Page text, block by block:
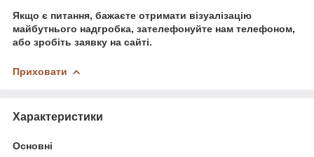
Якщо є питання, бажаєте отримати візуалізацію
майбутнього надгробка, зателефонуйте нам телефоном,
або зробіть заявку на сайті.
Приховати
Характеристики
Основні